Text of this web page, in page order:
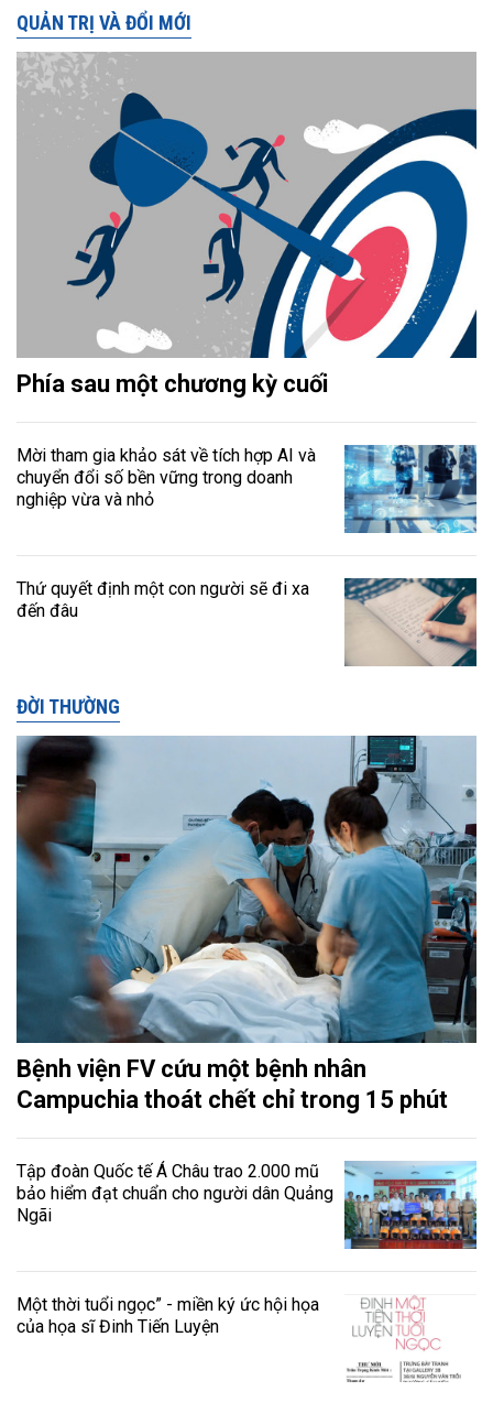
QUẢN TRỊ VÀ ĐỔI MỚI
Phía sau một chương kỳ cuối
Mời tham gia khảo sát về tích hợp AI và
chuyển đổi số bền vững trong doanh
nghiệp vừa và nhỏ
Thứ quyết định một con người sẽ đi xa
đến đâu
ĐỜI THƯỜNG
Bệnh viện FV cứu một bệnh nhân
Campuchia thoát chết chỉ trong 15 phút
Tập đoàn Quốc tế Á Châu trao 2.000 mũ
bảo hiểm đạt chuẩn cho người dân Quảng
Ngãi
Một thời tuổi ngọc” - miền ký ức hội họa
của họa sĩ Đinh Tiến Luyện